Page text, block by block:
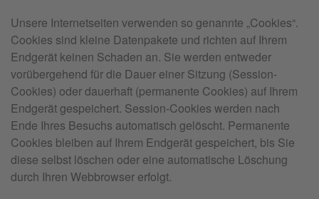
Unsere Internetseiten verwenden so genannte „Cookies“.
Cookies sind kleine Datenpakete und richten auf Ihrem
Endgerät keinen Schaden an. Sie werden entweder
vorübergehend für die Dauer einer Sitzung (Session-
Cookies) oder dauerhaft (permanente Cookies) auf Ihrem
Endgerät gespeichert. Session-Cookies werden nach
Ende Ihres Besuchs automatisch gelöscht. Permanente
Cookies bleiben auf Ihrem Endgerät gespeichert, bis Sie
diese selbst löschen oder eine automatische Löschung
durch Ihren Webbrowser erfolgt.